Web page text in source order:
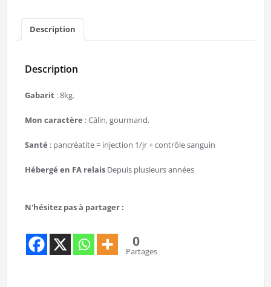
Description
Description
Gabarit: 8kg.
Mon caractère : Câlin, gourmand.
Santé : pancréatite = injection 1/jr + contrôle sanguin
Hébergé en FA relaisDepuis plusieurs années
N'hésitez pas à partager :
0
Partages